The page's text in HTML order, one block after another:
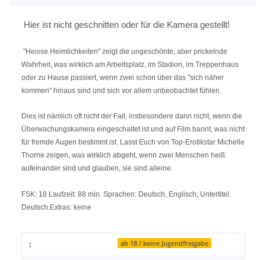
Hier ist nicht geschnitten oder für die Kamera gestellt!
"Heisse Heimlichkeiten" zeigt die ungeschönte, aber prickelnde
Wahrheit, was wirklich am Arbeitsplatz, im Stadion, im Treppenhaus
oder zu Hause passiert, wenn zwei schon über das "sich näher
kommen" hinaus sind und sich vor allem unbeobachtet fühlen.
Dies ist nämlich oft nicht der Fall, insbesondere dann nicht, wenn die
Überwachungskamera eingeschaltet ist und auf Film bannt, was nicht
für fremde Augen bestimmt ist. Lasst Euch von Top-Erotikstar Michelle
Thorne zeigen, was wirklich abgeht, wenn zwei Menschen heiß
aufeinander sind und glauben, sie sind alleine.
FSK: 18 Laufzeit: 88 min. Sprachen: Deutsch, Englisch; Untertitel:
Deutsch Extras: keine
: ab 18 / keine Jugendfreigabe